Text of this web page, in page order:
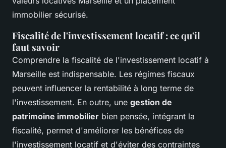
immobilier sécurisé.
Fiscalité de l'investissement locatif : ce qu'il
faut savoir
Comprendre la fiscalité de l'investissement locatif à
Marseille est indispensable. Les régimes fiscaux
peuvent influencer la rentabilité à long terme de
l'investissement. En outre, une gestion de
patrimoine immobilier bien pensée, intégrant la
fiscalité, permet d'améliorer les bénéfices de
l'investissement locatif et d'éviter des contraintes